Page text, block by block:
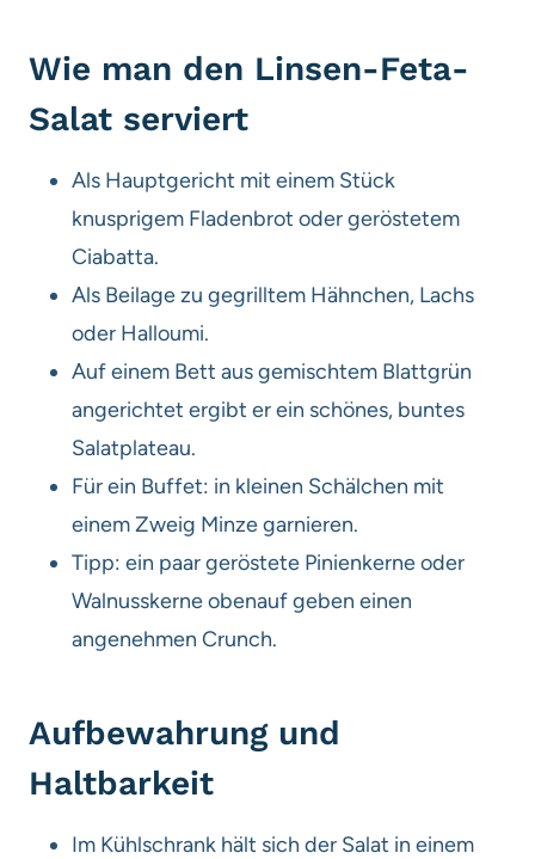
Wie man den Linsen-Feta-
Salat serviert
Als Hauptgericht mit einem Stück
knusprigem Fladenbrot oder geröstetem
Ciabatta.
Als Beilage zu gegrilltem Hähnchen, Lachs
oder Halloumi.
Auf einem Bett aus gemischtem Blattgrün
angerichtet ergibt er ein schönes, buntes
Salatplateau.
Für ein Buffet: in kleinen Schälchen mit
einem Zweig Minze garnieren.
Tipp: ein paar geröstete Pinienkerne oder
Walnusskerne obenauf geben einen
angenehmen Crunch.
Aufbewahrung und
Haltbarkeit
Im Kühlschrank hält sich der Salat in einem